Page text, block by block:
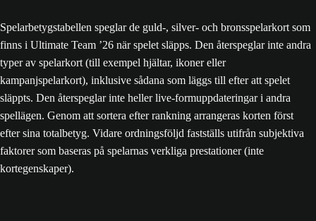
Spelarbetygstabellen speglar de guld-, silver- och bronsspelarkort som
finns i Ultimate Team ’26 när spelet släpps. Den återspeglar inte andra
typer av spelarkort (till exempel hjältar, ikoner eller
kampanjspelarkort), inklusive sådana som läggs till efter att spelet
släppts. Den återspeglar inte heller live-formuppdateringar i andra
spellägen. Genom att sortera efter rankning arrangeras korten först
efter sina totalbetyg. Vidare ordningsföljd fastställs utifrån subjektiva
faktorer som baseras på spelarnas verkliga prestationer (inte
kortegenskaper).